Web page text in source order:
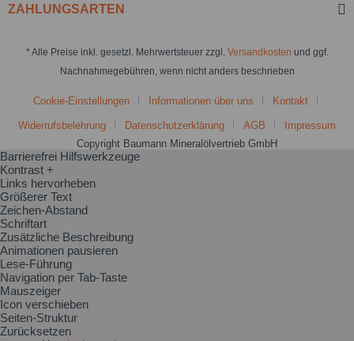
ZAHLUNGSARTEN
* Alle Preise inkl. gesetzl. Mehrwertsteuer zzgl. Versandkosten und ggf.
Nachnahmegebühren, wenn nicht anders beschrieben
Cookie-Einstellungen Informationen über uns Kontakt
Widerrufsbelehrung Datenschutzerklärung AGB
Impressum
Copyright Baumann Mineralölvertrieb GmbH
Barrierefrei Hilfswerkzeuge
Kontrast +
Links hervorheben
Größerer Text
Zeichen-Abstand
Schriftart
Zusätzliche Beschreibung
Animationen pausieren
Lese-Führung
Navigation per Tab-Taste
Mauszeiger
Icon verschieben
Seiten-Struktur
Zurücksetzen